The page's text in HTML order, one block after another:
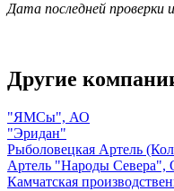
Дата последней проверки
Другие
"ЯМСы", АО
"Эридан"
Рыболовецкая Артель
Артель "Народы
Камчатская